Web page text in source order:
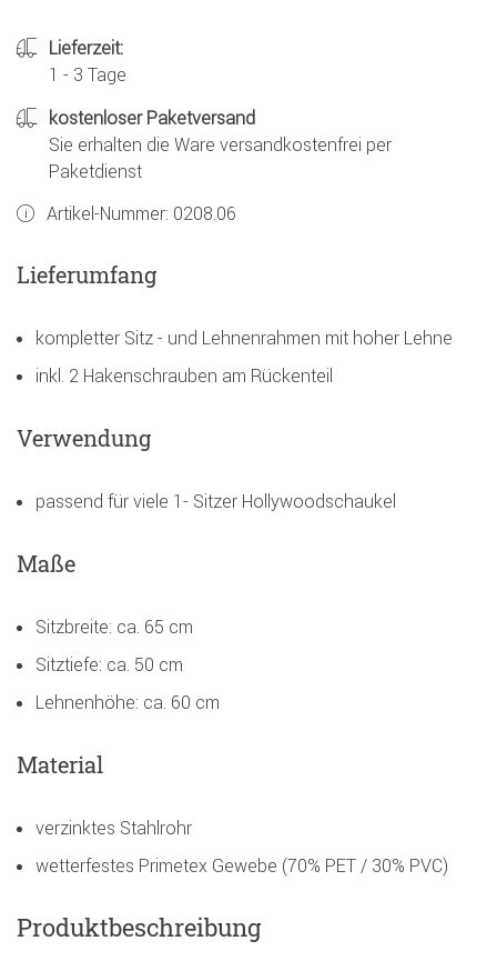
Lieferzeit:
1 - 3 Tage
kostenloser Paketversand
Sie erhalten die Ware versandkostenfrei per
Paketdienst
Artikel-Nummer: 0208.06
Lieferumfang
kompletter Sitz - und Lehnenrahmen mit hoher Lehne
inkl. 2 Hakenschrauben am Rückenteil
Verwendung
passend für viele 1- Sitzer Hollywoodschaukel
Maße
Sitzbreite: ca. 65 cm
Sitztiefe: ca. 50 cm
Lehnenhöhe: ca. 60 cm
Material
verzinktes Stahlrohr
wetterfestes Primetex Gewebe (70% PET / 30% PVC)
Produktbeschreibung